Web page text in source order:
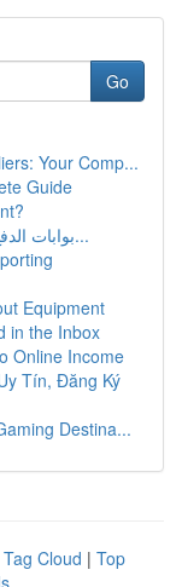
Go
Your Comp...
Guide
بوابات الدفع الإلكتروني: دليل شامل للمتاجر الإل...
Equipment
in the Inbox
Online Income
Tín, Đăng Ký
Destina...
Tag Cloud | Top